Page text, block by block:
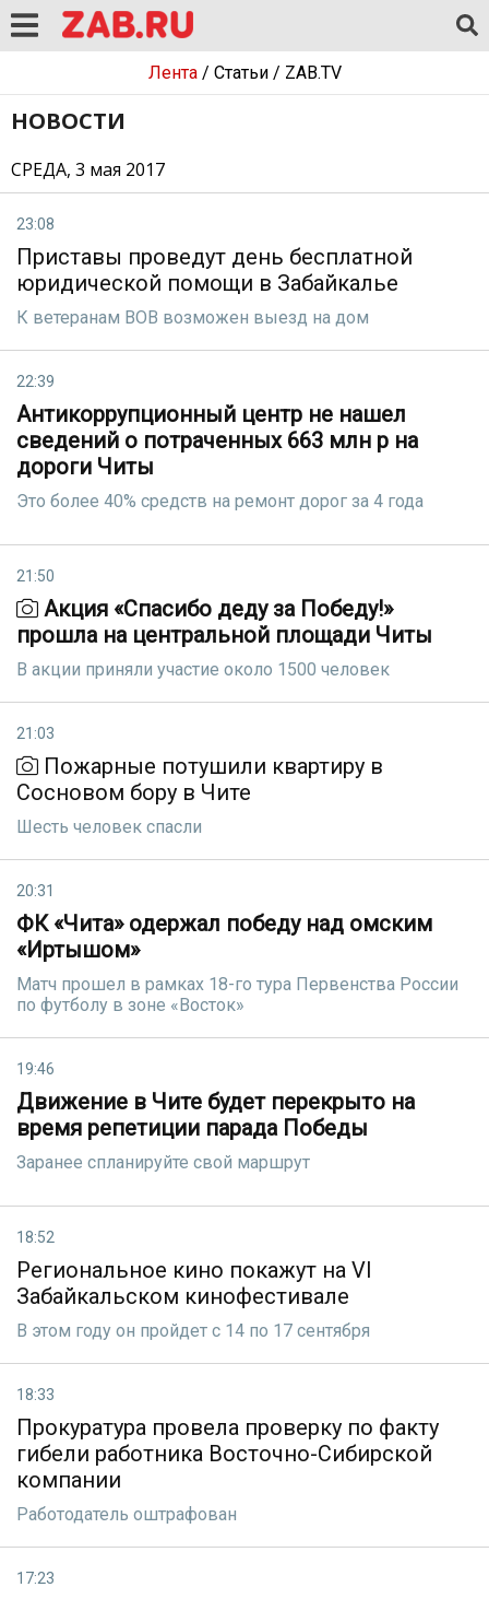
Лента/ Статьи/ ZAB.TV
НОВОСТИ
СРЕДА, 3 мая 2017
23:08
Приставы проведут день бесплатной
юридической помощи в Забайкалье
К ветеранам ВОВ возможен выезд на дом
22:39
Антикоррупционный центр не нашел
сведений о потраченных 663 млн р на
дороги Читы
Это более 40% средств на ремонт дорог за 4 года
21:50
Акция «Спасибо деду за Победу!»
прошла на центральной площади Читы
В акции приняли участие около 1500 человек
21:03
Пожарные потушили квартиру в
Сосновом бору в Чите
Шесть человек спасли
20:31
ФК «Чита» одержал победу над омским
«Иртышом»
Матч прошел в рамках 18-го тура Первенства России
по футболу в зоне «Восток»
19:46
Движение в Чите будет перекрыто на
время репетиции парада Победы
Заранее спланируйте свой маршрут
18:52
Региональное кино покажут на VI
Забайкальском кинофестивале
В этом году он пройдет с 14 по 17 сентября
18:33
Прокуратура провела проверку по факту
гибели работника Восточно-Сибирской
компании
Работодатель оштрафован
17:23